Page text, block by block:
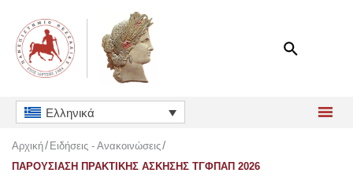
περιεχόμενο
Ελληνικά
Αρχική
Ειδήσεις - Ανακοινώσεις
ΠΑΡΟΥΣΙΑΣΗ ΠΡΑΚΤΙΚΗΣ ΑΣΚΗΣΗΣ ΤΓΦΠΑΠ 2026